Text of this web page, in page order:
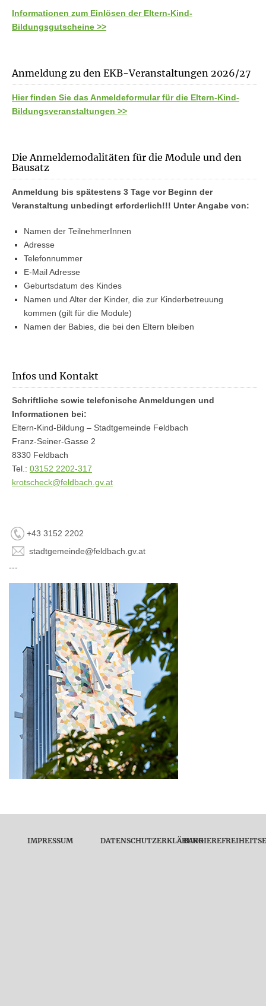
Informationen zum Einlösen der Eltern-Kind-
Bildungsgutscheine >>
Anmeldung zu den EKB-Veranstaltungen 2026/27
Hier finden Sie das Anmeldeformular für die Eltern-Kind-
Bildungsveranstaltungen >>
Die Anmeldemodalitäten für die Module und den
Bausatz
Anmeldung bis spätestens 3 Tage vor Beginn der
Veranstaltung unbedingt erforderlich!!! Unter Angabe von:
Namen der TeilnehmerInnen
Adresse
Telefonnummer
E-Mail Adresse
Geburtsdatum des Kindes
Namen und Alter der Kinder, die zur Kinderbetreuung
kommen (gilt für die Module)
Namen der Babies, die bei den Eltern bleiben
Infos und Kontakt
Schriftliche sowie telefonische Anmeldungen und
Informationen bei:
Eltern-Kind-Bildung – Stadtgemeinde Feldbach
Franz-Seiner-Gasse 2
8330 Feldbach
Tel.: 03152 2202-317
krotscheck@feldbach.gv.at
+43 3152 2202
stadtgemeinde@feldbach.gv.at
---
IMPRESSUM DATENSCHUTZERKLÄRUNG